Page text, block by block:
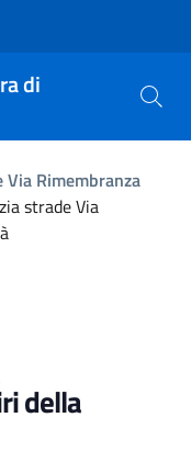
di
Rimembranza
strade Via
della